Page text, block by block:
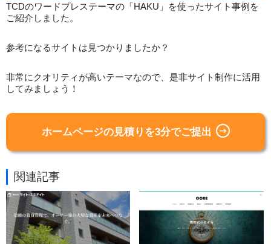
TCDのワードプレステーマの「HAKU」を使ったサイト事例を
ご紹介しました。
参考になるサイトは見つかりましたか？
非常にクオリティが高いテーマなので、是非サイト制作に活用
してみましょう！
ホームページの見積りを3分でご提出
関連記事